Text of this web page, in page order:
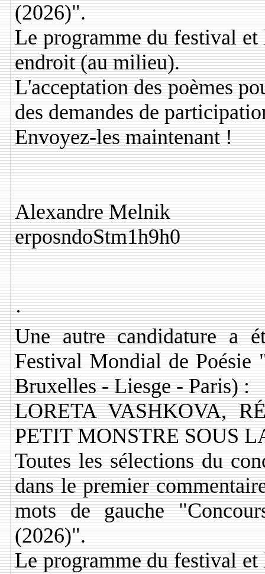
(2026)".
Le programme du festival et
endroit (au milieu).
L'acceptation des poèmes
des demandes de
Envoyez-les maintenant !
Alexandre Melnik
erposndoStm1h9h0
·
Une autre candidature a
Festival Mondial de
Bruxelles - Liesge - Paris) :
LORETA VASHKOVA,
PETIT MONSTRE SOUS
Toutes les sélections du
dans le premier
mots de gauche
(2026)".
Le programme du festival et